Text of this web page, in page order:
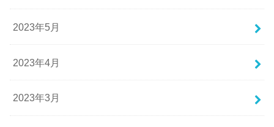
2023年5月
2023年4月
2023年3月